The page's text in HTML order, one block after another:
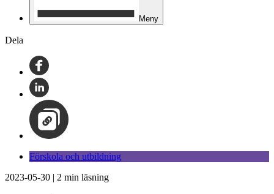
Meny
Dela
Förskola och utbildning
2023-05-30 | 2 min läsning